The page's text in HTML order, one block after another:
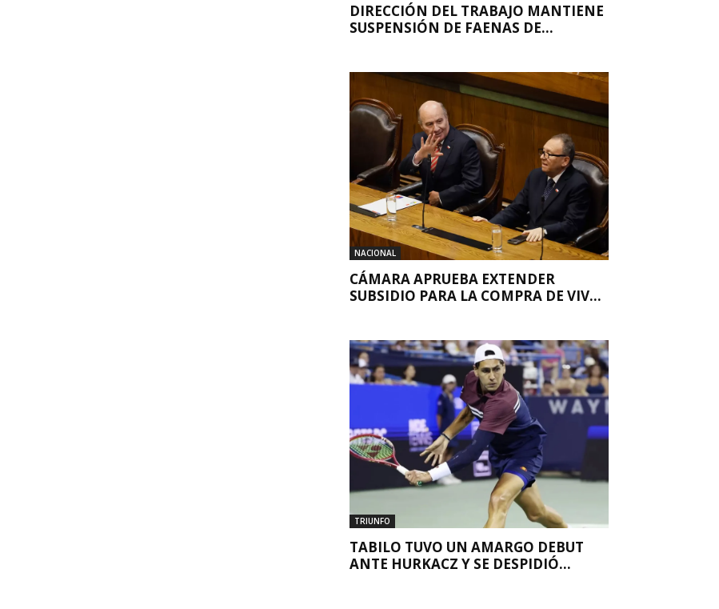
DIRECCIÓN DEL TRABAJO MANTIENE
SUSPENSIÓN DE FAENAS DE...
NACIONAL
CÁMARA APRUEBA EXTENDER
SUBSIDIO PARA LA COMPRA DE VIV...
TRIUNFO
TABILO TUVO UN AMARGO DEBUT
ANTE HURKACZ Y SE DESPIDIÓ...